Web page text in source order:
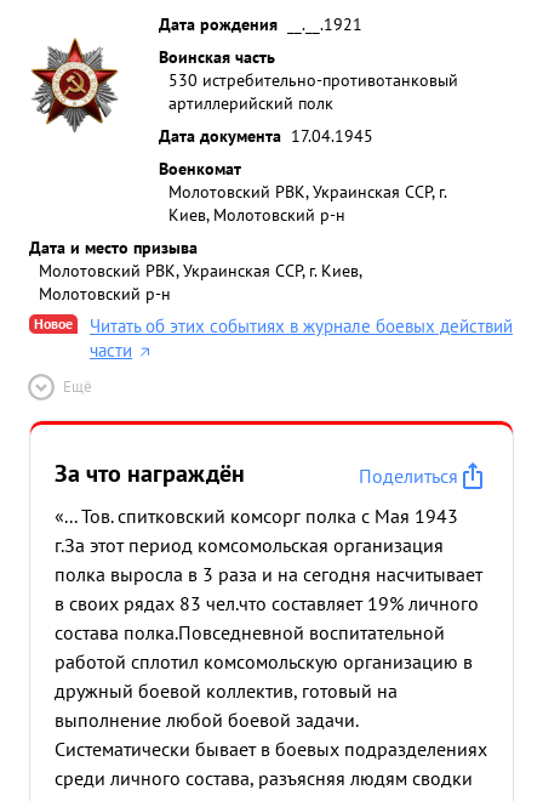
Дата рождения
__.__.1921
Воинская часть
530 истребительно-противотанковый
артиллерийский полк
Дата документа 17.04.1945
Военкомат
Молотовский РВК, Украинская ССР, г.
Киев, Молотовский р-н
Дата и место призыва
Молотовский РВК, Украинская ССР, г. Киев,
Молотовский р-н
Новое
Читать об этих событиях в журнале боевых действий
части
Ещё
За что награждён
Поделиться
«... Тов. спитковский комсорг полка с Мая 1943
г.За этот период комсомольская организация
полка выросла в 3 раза и на сегодня насчитывает
в своих рядах 83 чел.что составляет 19% личного
состава полка.Повседневной воспитательной
работой сплотил комсомольскую организацию в
дружный боевой коллектив, готовый на
выполнение любой боевой задачи.
Систематически бывает в боевых подразделениях
среди личного состава, разъясняя людям сводки